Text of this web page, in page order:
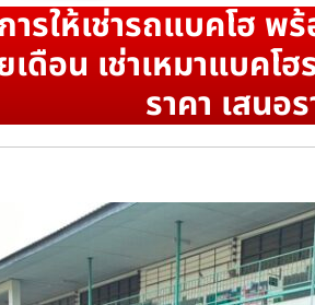
ารให้เช่ารถแบคโฮ พ
เดือน เช่าเหมาแบคโ
ราคา เสนอ